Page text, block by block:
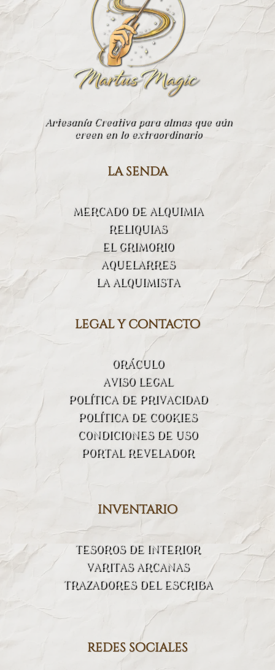
Artesanía Creativa para almas que aún
creen en lo extraordinario
la senda
MERCADO DE ALQUIMIA
RELIQUIAS
EL GRIMORIO
AQUELARRES
LA ALQUIMISTA
legal y contacto
ORÁCULO
AVISO LEGAL
POLÍTICA DE PRIVACIDAD
POLÍTICA DE COOKIES
CONDICIONES DE USO
PORTAL REVELADOR
inventario
TESOROS DE INTERIOR
VARITAS ARCANAS
TRAZADORES DEL ESCRIBA
redes sociales